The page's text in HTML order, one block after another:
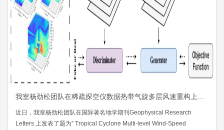
近日，我室杨劲松团队在国际著名地学期刊Geophysical Research
Letters 上发表了题为” Tropical Cyclone Multi-level Wind-Speed